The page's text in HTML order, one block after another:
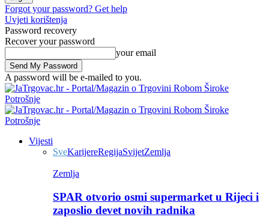
Forgot your password? Get help
Uvjeti korištenja
Password recovery
Recover your password
your email
A password will be e-mailed to you.
Vijesti
SveKarijereRegijaSvijetZemlja
Zemlja
SPAR otvorio osmi supermarket u Rijeci i
zaposlio devet novih radnika